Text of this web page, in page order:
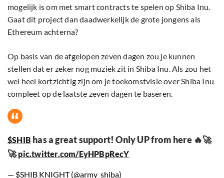
mogelijk is om met smart contracts te spelen op Shiba Inu.
Gaat dit project dan daadwerkelijk de grote jongens als
Ethereum achterna?
Op basis van de afgelopen zeven dagen zou je kunnen
stellen dat er zeker nog muziek zit in Shiba Inu. Als zou het
wel heel kortzichtig zijn om je toekomstvisie over Shiba Inu
compleet op de laatste zeven dagen te baseren.
$SHIB has a great support! Only UP from here 🔥🚀
🚀pic.twitter.com/EyHPBpRecY
— $SHIB KNIGHT (@army_shiba)